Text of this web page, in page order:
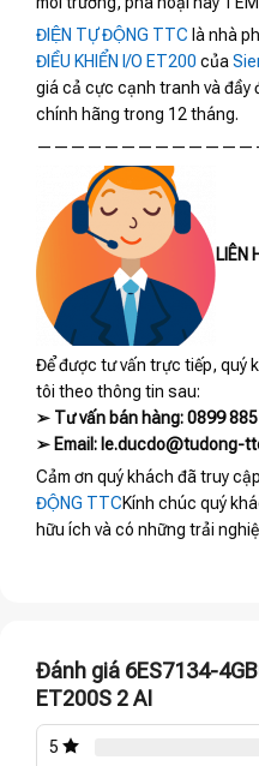
ĐIỆN TỰ ĐỘNG TTC là nhà
ĐIỀU KHIỂN I/O ET200 của
giá cả cực cạnh tranh và
chính hãng trong 12 tháng.
LIÊN
Để được tư vấn trực tiếp, quý
tôi theo thông tin sau:
➢ Tư vấn bán hàng: 0899
➢ Email: le.ducdo@tudong-
Cảm ơn quý khách đã truy
ĐỘNG TTCKính chúc quý
hữu ích và có những trải
Đánh giá 6ES7134-
ET200S 2 AI
5